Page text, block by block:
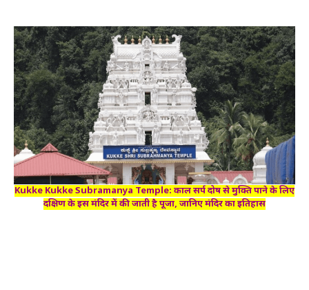
Kukke Kukke Subramanya Temple: काल सर्प दोष से मुक्ति पाने के लिए
दक्षिण के इस मंदिर में की जाती है पूजा, जानिए मंदिर का इतिहास